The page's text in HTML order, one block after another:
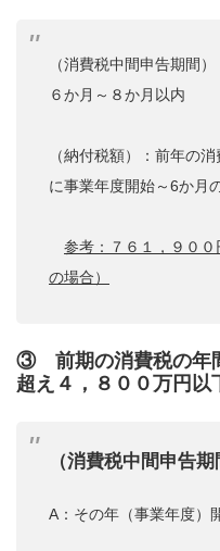
（消費税中間申告期間
６か月～８か月以内
（納付税額）：前年
に事業年度開始～6か月
参考：７６１，９０
の場合）
③ 前期の消費税の年
超え４，８００万円以
（消費税中間申告期
A：その年（事業年度）